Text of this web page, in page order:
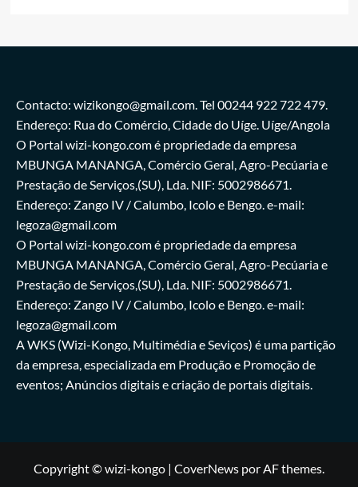
Contacto: wizikongo@gmail.com. Tel 00244 922 722 479.
Endereço: Rua do Comércio, Cidade do Uíge. Uíge/Angola
O Portal wizi-kongo.com é propriedade da empresa
MBUNGA MANANGA, Comércio Geral, Agro-Pecúaria e
Prestação de Serviços,(SU), Lda. NIF: 5002986671.
Endereço: Zango IV / Calumbo, Icolo e Bengo. e-mail:
legoza@gmail.com
O Portal wizi-kongo.com é propriedade da empresa
MBUNGA MANANGA, Comércio Geral, Agro-Pecúaria e
Prestação de Serviços,(SU), Lda. NIF: 5002986671.
Endereço: Zango IV / Calumbo, Icolo e Bengo. e-mail:
legoza@gmail.com
A WKS (Wizi-Kongo, Multimédia e Seviços) é uma partição
da empresa, especializada em Produção e Promoção de
eventos; Anúncios digitais e criação de portais digitais.
Copyright © wizi-kongo | CoverNews por AF themes.